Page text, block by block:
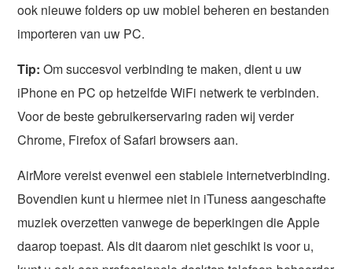
ook nieuwe folders op uw mobiel beheren en bestanden
importeren van uw PC.
Tip: Om succesvol verbinding te maken, dient u uw
iPhone en PC op hetzelfde WiFi netwerk te verbinden.
Voor de beste gebruikerservaring raden wij verder
Chrome, Firefox of Safari browsers aan.
AirMore vereist evenwel een stabiele internetverbinding.
Bovendien kunt u hiermee niet in iTuness aangeschafte
muziek overzetten vanwege de beperkingen die Apple
daarop toepast. Als dit daarom niet geschikt is voor u,